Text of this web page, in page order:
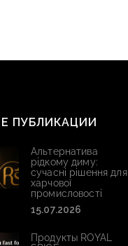
ПУБЛИКАЦИИ
Альтернатива
рідкому диму:
сучасні рішення для
харчової
промисловості
15.07.2026
Продукты ROYAL